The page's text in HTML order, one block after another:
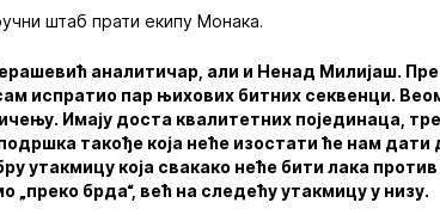
штаб прати екипу Монака.
аналитичар, али и Ненад Милијаш.
испратио пар њихових битних секвенци.
Имају доста квалитетних појединаца,
такође која неће изостати ће нам дати
утакмицу која свакако неће бити лака
брда“, већ на следећу утакмицу у низу.